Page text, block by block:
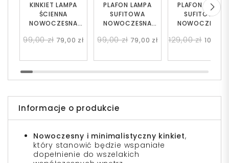
KINKIET LAMPA
ŚCIENNA
NOWOCZESNA
KULA MARSIADA W1
99,00 zł 79,00 zł
PLAFON LAMPA
SUFITOWA
NOWOCZESNA
KULA MARSIADA W1
99,00 zł 79,00 zł
PLAFON LAMPA
SUFITOWA
NOWOCZESNA
KULA FREDICA
129,00 zł 109,00
Informacje o produkcie
Nowoczesny i minimalistyczny kinkiet,
który stanowić będzie wspaniałe
dopełnienie do wszelakich